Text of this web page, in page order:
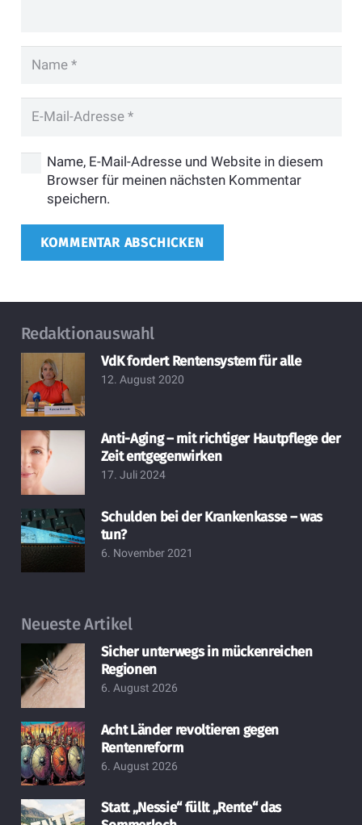
Name, E-Mail-Adresse und Website in diesem
Browser für meinen nächsten Kommentar
speichern.
KOMMENTAR ABSCHICKEN
Redaktionauswahl
VdK fordert Rentensystem für alle
12. August 2020
Anti-Aging – mit richtiger Hautpflege der
Zeit entgegenwirken
17. Juli 2024
Schulden bei der Krankenkasse – was
tun?
6. November 2021
Neueste Artikel
Sicher unterwegs in mückenreichen
Regionen
6. August 2026
Acht Länder revoltieren gegen
Rentenreform
6. August 2026
Statt „Nessie“ füllt „Rente“ das